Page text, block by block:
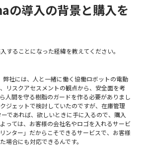
の導入の背景と購入を
することになった経緯を教えてください。
弊社には、人と一緒に働く協働ロボットの電動
リスクアセスメントの観点から、安全面を考
人間を守る樹脂のガードを作る必要がありまし
ジェットで検討していたのですが、在庫管理
であれば、欲しいときに手に入るので、購入
っては、お客様の会社名やロゴを入れるサービ
ンター」だからこそできるサービスで、お客様
場合にも対応できるんです。